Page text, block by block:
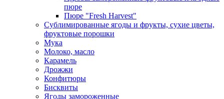
пюре
Пюре "Fresh Harvest"
Сублимированные ягоды и фрукты, сухие цветы,
фруктовые порошки
Мука
Молоко, масло
Карамель
Дрожжи
Конфитюры
Бисквиты
Ягоды замороженные